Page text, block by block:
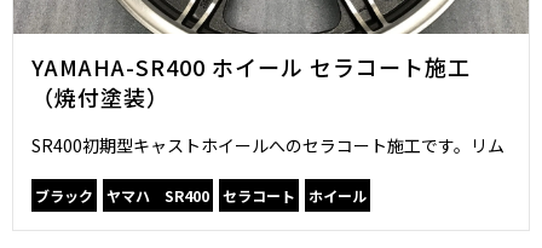
YAMAHA-SR400 ホイール セラコート施工
（焼付塗装）
SR400初期型キャストホイールへのセラコート施工です。リム
ブラック ヤマハ SR400 セラコート ホイール